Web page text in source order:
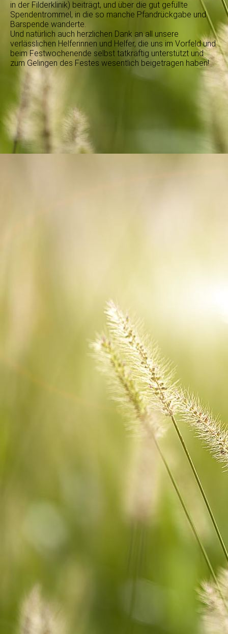
in der Filderklinik) beiträgt, und über die gut gefüllte
Spendentrommel, in die so manche Pfandrückgabe und
Barspende wanderte.
Und natürlich auch herzlichen Dank an all unsere
verlässlichen Helferinnen und Helfer, die uns im Vorfeld und
beim Festwochenende selbst tatkräftig unterstützt und
zum Gelingen des Festes wesentlich beigetragen haben!